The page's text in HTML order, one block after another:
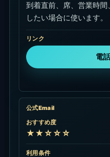
到着直前、席、営業時
したい場合に使います。
リンク
電
公式Email
おすすめ度
★★☆☆☆
利用条件